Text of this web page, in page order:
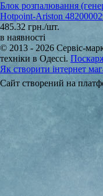
Блок розпалювання
Hotpoint-Ariston
485.32 грн./шт.
в наявності
© 2013 - 2026 Сервіс-
техніки в Одессі.
Як створити інтернет
Сайт створений на